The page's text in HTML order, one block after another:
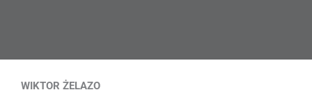
WIKTOR ŻELAZO